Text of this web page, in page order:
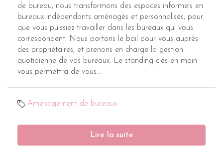
de bureau, nous transformons des espaces informels en
bureaux indépendants aménagés et personnalisés, pour
que vous puissiez travailler dans les bureaux qui vous
correspondent. Nous portons le bail pour vous auprès
des propriétaires, et prenons en charge la gestion
quotidienne de vos bureaux. Le standing clés-en-main
vous permettra de vous...
Aménagement de bureaux
Lire la suite